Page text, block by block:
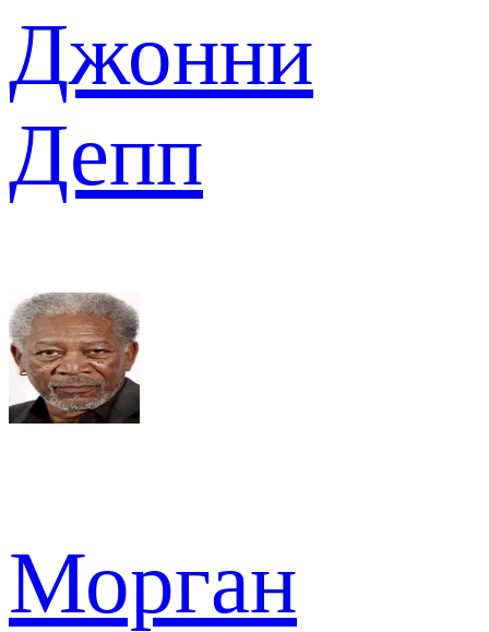
Джонни
Депп
Морган